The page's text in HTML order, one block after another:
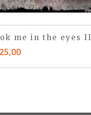
me in the eyes II